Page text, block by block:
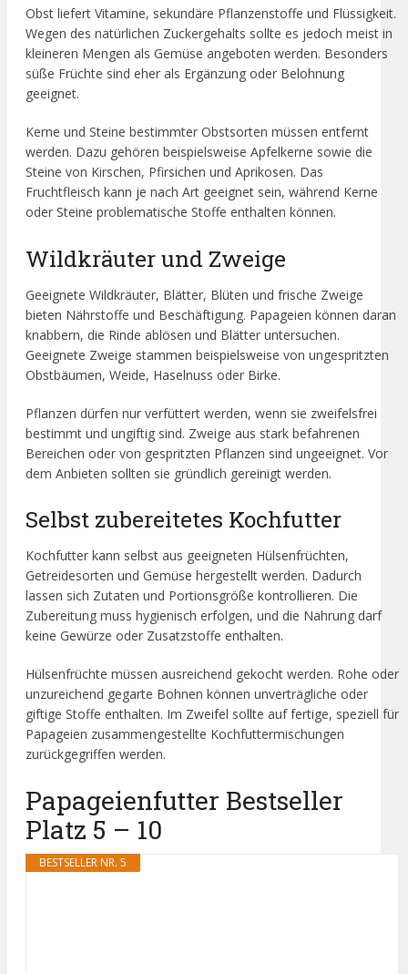
Obst liefert Vitamine, sekundäre Pflanzenstoffe und Flüssigkeit.
Wegen des natürlichen Zuckergehalts sollte es jedoch meist in
kleineren Mengen als Gemüse angeboten werden. Besonders
süße Früchte sind eher als Ergänzung oder Belohnung
geeignet.
Kerne und Steine bestimmter Obstsorten müssen entfernt
werden. Dazu gehören beispielsweise Apfelkerne sowie die
Steine von Kirschen, Pfirsichen und Aprikosen. Das
Fruchtfleisch kann je nach Art geeignet sein, während Kerne
oder Steine problematische Stoffe enthalten können.
Wildkräuter und Zweige
Geeignete Wildkräuter, Blätter, Blüten und frische Zweige
bieten Nährstoffe und Beschäftigung. Papageien können daran
knabbern, die Rinde ablösen und Blätter untersuchen.
Geeignete Zweige stammen beispielsweise von ungespritzten
Obstbäumen, Weide, Haselnuss oder Birke.
Pflanzen dürfen nur verfüttert werden, wenn sie zweifelsfrei
bestimmt und ungiftig sind. Zweige aus stark befahrenen
Bereichen oder von gespritzten Pflanzen sind ungeeignet. Vor
dem Anbieten sollten sie gründlich gereinigt werden.
Selbst zubereitetes Kochfutter
Kochfutter kann selbst aus geeigneten Hülsenfrüchten,
Getreidesorten und Gemüse hergestellt werden. Dadurch
lassen sich Zutaten und Portionsgröße kontrollieren. Die
Zubereitung muss hygienisch erfolgen, und die Nahrung darf
keine Gewürze oder Zusatzstoffe enthalten.
Hülsenfrüchte müssen ausreichend gekocht werden. Rohe oder
unzureichend gegarte Bohnen können unverträgliche oder
giftige Stoffe enthalten. Im Zweifel sollte auf fertige, speziell für
Papageien zusammengestellte Kochfuttermischungen
zurückgegriffen werden.
Papageienfutter Bestseller
Platz 5 – 10
BESTSELLER NR. 5